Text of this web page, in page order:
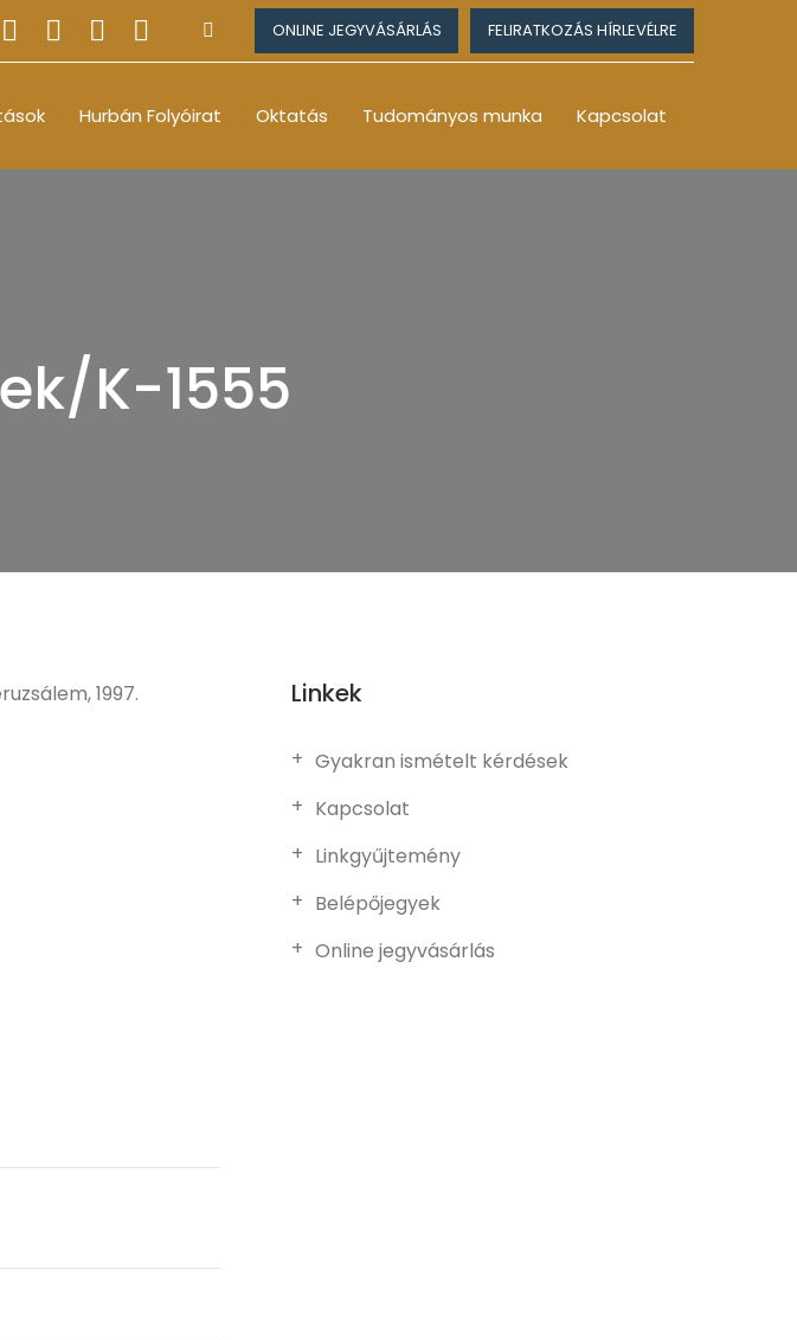
ONLINE JEGYVÁSÁRLÁS FELIRATKOZÁS HÍRLEVÉLRE
Hurbán Folyóirat Oktatás Tudományos munka Kapcsolat
K-1555
1997. Linkek
Gyakran ismételt kérdések
Kapcsolat
Linkgyűjtemény
Belépőjegyek
Online jegyvásárlás